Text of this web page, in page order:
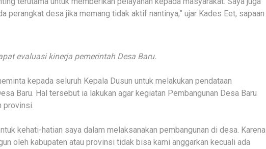
perangkat desa jika memang tidak aktif nantinya,” ujar Kades Eet, sapaan
evaluasi kinerja pemerintah Desa Baru.
kepada seluruh Kepala Dusun untuk melakukan pendataan
Baru. Hal tersebut ia lakukan agar kegiatan Pembangunan Desa Baru
provinsi.
kehati-hatian saya dalam melaksanakan pembangunan di desa. Karena
oleh kabupaten atau provinsi tidak bisa kami anggarkan kecuali ada